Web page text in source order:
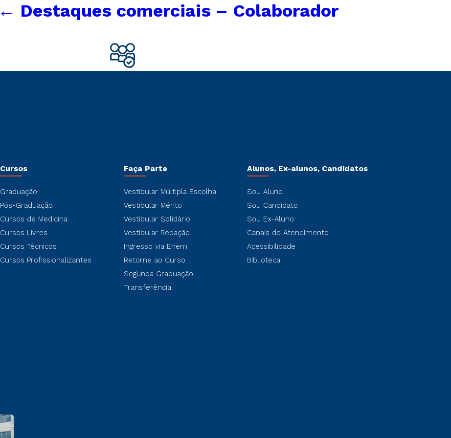
← Destaques comerciais – Colaborador
Cursos
Graduação
Pós-Graduação
Cursos de Medicina
Cursos Livres
Cursos Técnicos
Cursos Profissionalizantes
Faça Parte
Vestibular Múltipla Escolha
Vestibular Mérito
Vestibular Solidário
Vestibular Redação
Ingresso via Enem
Retorne ao Curso
Segunda Graduação
Transferência
Alunos, Ex-alunos, Candidatos
Sou Aluno
Sou Candidato
Sou Ex-Aluno
Canais de Atendimento
Acessibilidade
Biblioteca